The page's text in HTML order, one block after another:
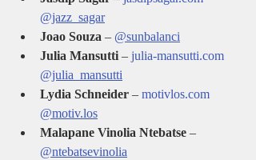
@jazz_sagar
Joao Souza – @sunbalanci
Julia Mansutti – julia-mansutti.com
@julia_mansutti
Lydia Schneider – motivlos.com
@motiv.los
Malapane Vinolia Ntebatse –
@ntebatsevinolia